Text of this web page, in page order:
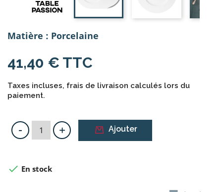
Matière : Porcelaine
41,40 € TTC
Taxes incluses, frais de livraison calculés lors du
paiement.
- + Ajouter
 En stock